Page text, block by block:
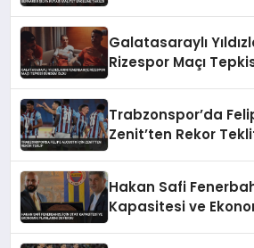
Galatasaraylı
Rizespor Maçı
Trabzonspor’da
Zenit’ten Rekor
Hakan Safi
Kapasitesi ve